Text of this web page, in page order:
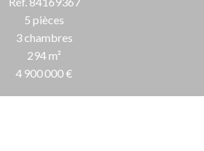
5 pièces
3 chambres
294 m²
4 900 000 €